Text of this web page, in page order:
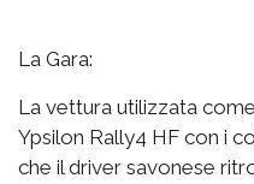
La Gara:
La vettura utilizzata
Ypsilon Rally4 HF con i
che il driver savonese